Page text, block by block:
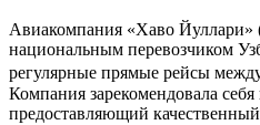
Авиакомпания «Хаво Йуллари»
национальным перевозчиком
регулярные прямые рейсы
Компания зарекомендовала
предоставляющий